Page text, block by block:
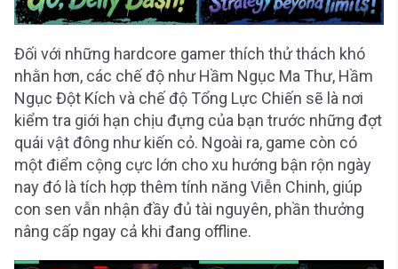
Đối với những hardcore gamer thích thử thách khó
nhằn hơn, các chế độ như Hầm Ngục Ma Thư, Hầm
Ngục Đột Kích và chế độ Tổng Lực Chiến sẽ là nơi
kiểm tra giới hạn chịu đựng của bạn trước những đợt
quái vật đông như kiến cỏ. Ngoài ra, game còn có
một điểm cộng cực lớn cho xu hướng bận rộn ngày
nay đó là tích hợp thêm tính năng Viễn Chinh, giúp
con sen vẫn nhận đầy đủ tài nguyên, phần thưởng
nâng cấp ngay cả khi đang offline.